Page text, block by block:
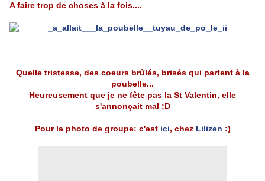
A faire trop de choses à la fois....
Quelle tristesse, des coeurs brûlés, brisés qui partent à la
poubelle...
Heureusement que je ne fête pas la St Valentin, elle
s'annonçait mal ;D
Pour la photo de groupe: c'est ici, chez Lilizen :)